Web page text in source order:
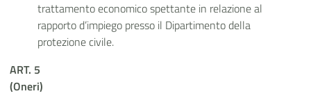
trattamento economico spettante in relazione al
rapporto d’impiego presso il Dipartimento della
protezione civile.
ART. 5
(Oneri)